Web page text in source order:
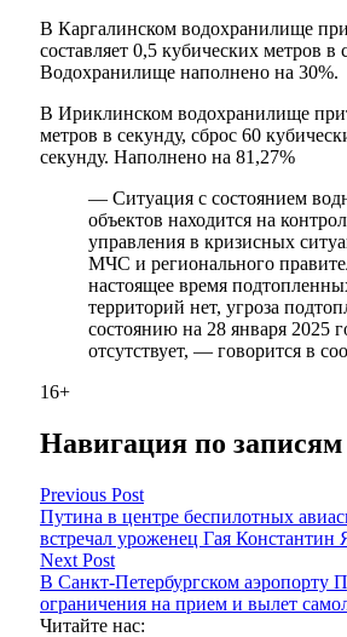
В Каргалинском водохранилище
составляет 0,5 кубических метров в
Водохранилище наполнено на 30%.
В Ириклинском водохранилище
метров в секунду, сброс 60
секунду. Наполнено на 81,27%
— Ситуация с состоянием
объектов находится на
управления в кризисных
МЧС и регионального
настоящее время
территорий нет, угроза
состоянию на 28 января 2025
отсутствует, — говорится в
16+
Навигация по записям
Previous Post
Путина в центре беспилотных
встречал уроженец Гая
Next Post
В Санкт-Петербургском аэропорту
ограничения на прием и вылет
Читайте нас: